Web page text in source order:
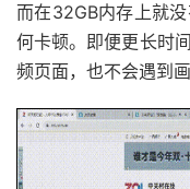
而在32GB内存上就
何卡顿。即便更长时
频页面，也不会遇到画